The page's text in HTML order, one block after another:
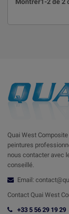
broyée
à la
Quai West
peintures
nous contacter avec
conseillé.
Email:
Contact Quai West
+33 5 56 29 19 29